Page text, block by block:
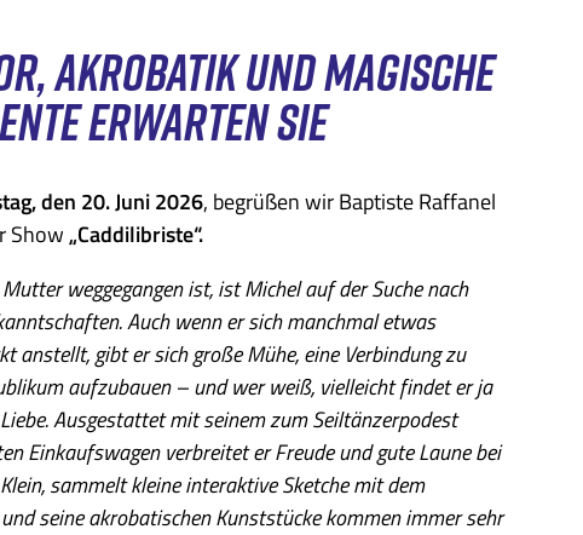
AKROBATIK UND MAGISCHE
ERWARTEN SIE
den 20. Juni 2026, begrüßen wir Baptiste Raffanel
Show„Caddilibriste“.
weggegangen ist, ist Michel auf der Suche nach
Auch wenn er sich manchmal etwas
anstellt, gibt er sich große Mühe, eine Verbindung zu
aufzubauen – und wer weiß, vielleicht findet er ja
Ausgestattet mit seinem zum Seiltänzerpodest
Einkaufswagen verbreitet er Freude und gute Laune bei
sammelt kleine interaktive Sketche mit dem
seine akrobatischen Kunststücke kommen immer sehr